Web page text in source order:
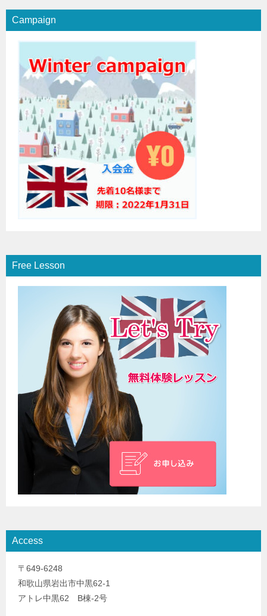
Campaign
Free Lesson
Access
〒649-6248
和歌山県岩出市中黒62-1
アトレ中黒62 B棟-2号